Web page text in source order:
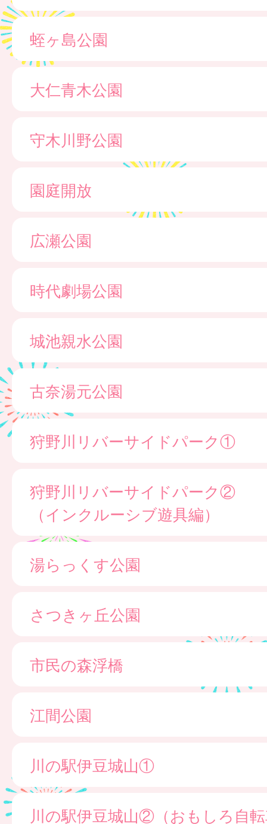
蛭ヶ島公園
大仁青木公園
守木川野公園
園庭開放
広瀬公園
時代劇場公園
城池親水公園
古奈湯元公園
狩野川リバーサイドパーク①
狩野川リバーサイドパーク②
（インクルーシブ遊具編）
湯らっくす公園
さつきヶ丘公園
市民の森浮橋
江間公園
川の駅伊豆城山①
川の駅伊豆城山②（おもしろ自